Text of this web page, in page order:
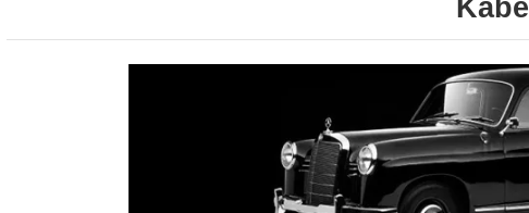
Kabel